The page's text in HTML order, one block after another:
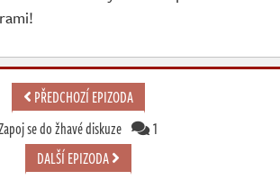
PŘEDCHOZÍ EPIZODA
se do žhavé diskuze
1
DALŠÍ EPIZODA